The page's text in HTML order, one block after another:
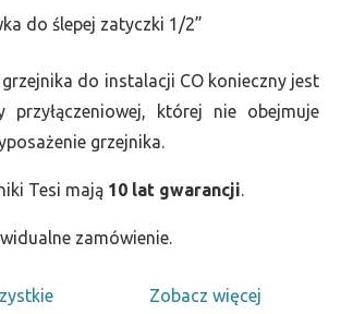
do ślepej zatyczki 1/2”
grzejnika do instalacji CO konieczny jest
przyłączeniowej, której nie obejmuje
grzejnika.
Tesi mają 10 lat gwarancji.
zamówienie.
Zobacz więcej